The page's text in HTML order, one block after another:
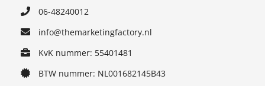
06-48240012
info@themarketingfactory.nl
KvK nummer: 55401481
BTW nummer: NL001682145B43